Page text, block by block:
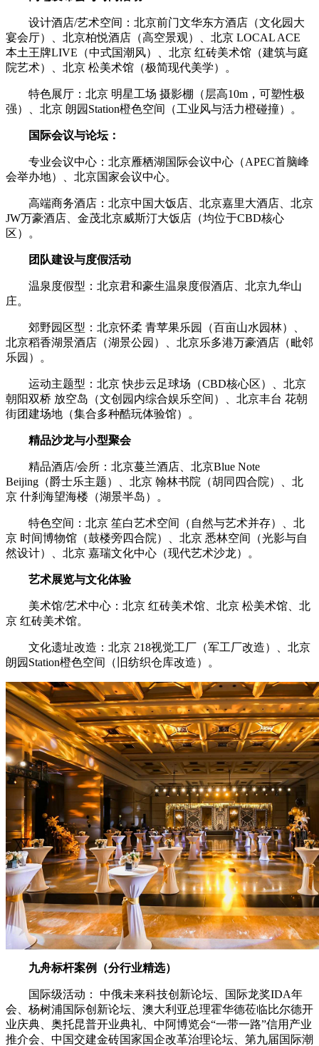
设计酒店/艺术空间：北京前门文华东方酒店（文化园大
宴会厅）、北京柏悦酒店（高空景观）、北京 LOCAL ACE
本土王牌LIVE（中式国潮风）、北京 红砖美术馆（建筑与庭
院艺术）、北京 松美术馆（极简现代美学）。
特色展厅：北京 明星工场 摄影棚（层高10m，可塑性极
强）、北京 朗园Station橙色空间（工业风与活力橙碰撞）。
国际会议与论坛：
专业会议中心：北京雁栖湖国际会议中心（APEC首脑峰
会举办地）、北京国家会议中心。
高端商务酒店：北京中国大饭店、北京嘉里大酒店、北京
JW万豪酒店、金茂北京威斯汀大饭店（均位于CBD核心
区）。
团队建设与度假活动
温泉度假型：北京君和豪生温泉度假酒店、北京九华山
庄。
郊野园区型：北京怀柔 青苹果乐园（百亩山水园林）、
北京稻香湖景酒店（湖景公园）、北京乐多港万豪酒店（毗邻
乐园）。
运动主题型：北京 快步云足球场（CBD核心区）、北京
朝阳双桥 放空岛（文创园内综合娱乐空间）、北京丰台 花朝
街团建场地（集合多种酷玩体验馆）。
精品沙龙与小型聚会
精品酒店/会所：北京蔓兰酒店、北京Blue Note
Beijing（爵士乐主题）、北京 翰林书院（胡同四合院）、北
京 什刹海望海楼（湖景半岛）。
特色空间：北京 笙白艺术空间（自然与艺术并存）、北
京 时间博物馆（鼓楼旁四合院）、北京 悉林空间（光影与自
然设计）、北京 嘉瑞文化中心（现代艺术沙龙）。
艺术展览与文化体验
美术馆/艺术中心：北京 红砖美术馆、北京 松美术馆、北
京 红砖美术馆。
文化遗址改造：北京 218视觉工厂（军工厂改造）、北京
朗园Station橙色空间（旧纺织仓库改造）。
九舟标杆案例（分行业精选）
国际级活动： 中俄未来科技创新论坛、国际龙奖IDA年
会、杨树浦国际创新论坛、澳大利亚总理霍华德莅临比尔德开
业庆典、奥托昆普开业典礼、中阿博览会“一带一路”信用产业
推介会、中国交建金砖国家国企改革治理论坛、第九届国际潮